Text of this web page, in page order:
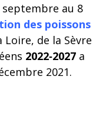
au 8
des poissons
Loire, de la Sèvre
2022‑2027 a
2021.